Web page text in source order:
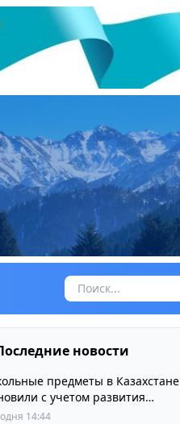
новости
предметы в Казахстане
с учетом развития
интеллекта
14:44